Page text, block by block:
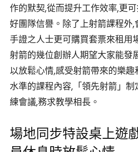
作的默契,從而提升工作效率,更
好團隊信譽。除了上射箭課程外
手證之人士更可購買套票來租用
射箭的幾位創辦人期望大家能發
以放鬆心情,感受射箭帶來的樂
水準的課程內容,「領先射箭」
練會議,務求教學相長。
場地同步特設桌上遊